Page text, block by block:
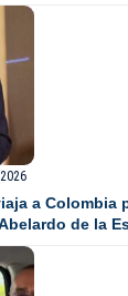
a Colombia
de la